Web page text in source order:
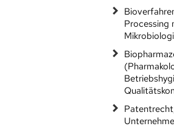
Processing